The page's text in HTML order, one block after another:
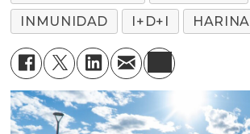
INMUNIDAD
I+D+I HARINA